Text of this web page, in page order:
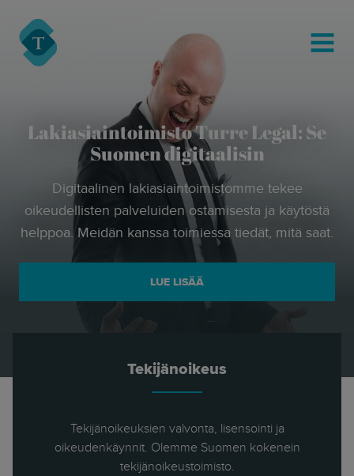
Turre Legal
MENU
Lakiasiaintoimisto Turre Legal: Se
Suomen digitaalisin
Digitaalinen lakiasiaintoimistomme tekee
oikeudellisten palveluiden ostamisesta ja käytöstä
helppoa. Meidän kanssa toimiessa tiedät, mitä saat.
LUE LISÄÄ
Tekijänoikeus
Tekijänoikeuksien valvonta, lisensointi ja
oikeudenkäynnit. Olemme Suomen kokenein
tekijänoikeustoimisto.